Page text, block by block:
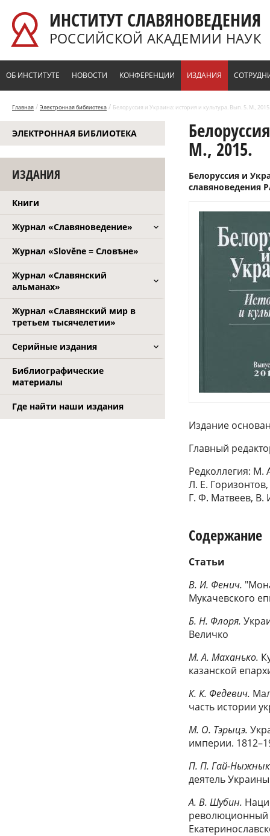
ИНСТИТУТ СЛАВЯНОВЕДЕНИЯ
РОССИЙСКОЙ АКАДЕМИИ НАУК
ОБ ИНСТИТУТЕ НОВОСТИ КОНФЕРЕНЦИИ ИЗДАНИЯ
Главная / Электронная библиотека / Белоруссия и Украина: история и культура. Вып. 5. М., 2015.
ЭЛЕКТРОННАЯ БИБЛИОТЕКА
ИЗДАНИЯ
Книги
Журнал «Славяноведение»
Журнал «Slověne = Словѣне»
Журнал «Славянский
альманах»
Журнал «Славянский мир в
третьем тысячелетии»
Серийные издания
Библиографические
материалы
Где найти наши издания
М., 2015.
Белоруссия и
славяноведения
Издание
Главный
Редколлегия: М.
Л. Е.
Г. Ф. Матвеев, В.
Содержание
Статьи
В. И. Фенич.
Мукачевского
Б. Н. Флоря.
Величко
М. А. Маханько.
казанской
К. К. Федевич.
часть истории
М. О. Тэрыцэ.
империи.
П. П. Гай-
деятель Украины
А. В. Шубин.
революционный